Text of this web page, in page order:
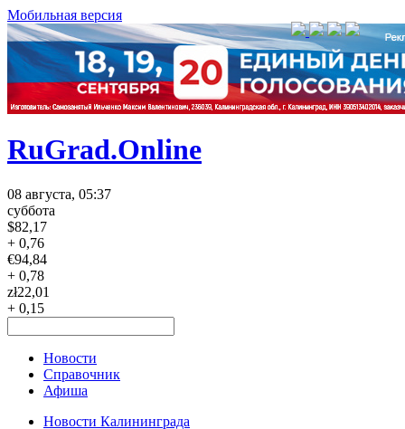
Мобильная версия
RuGrad.Online
08 августа, 05:37
суббота
$82,17
+ 0,76
€94,84
+ 0,78
zł22,01
+ 0,15
Новости
Справочник
Афиша
Новости Калининграда